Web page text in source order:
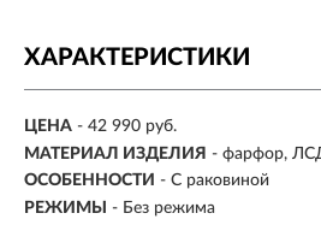
ХАРАКТЕРИСТИКИ
ЦЕНА - 42 990 руб.
МАТЕРИАЛ ИЗДЕЛИЯ - фарфор,
ОСОБЕННОСТИ - С раковиной
РЕЖИМЫ
- Без режима